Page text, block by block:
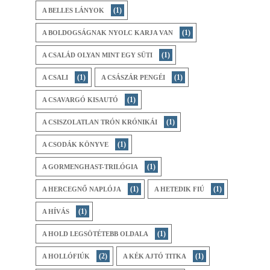
A BELLES LÁNYOK (1)
A BOLDOGSÁGNAK NYOLC KARJA VAN (1)
A CSALÁD OLYAN MINT EGY SÜTI (1)
A CSALI (1) A CSÁSZÁR PENGÉI (1)
A CSAVARGÓ KISAUTÓ (1)
A CSISZOLATLAN TRÓN KRÓNIKÁI (1)
A CSODÁK KÖNYVE (1)
A GORMENGHAST-TRILÓGIA (1)
A HERCEGNŐ NAPLÓJA (1) A HETEDIK FIÚ (1)
A HÍVÁS (1)
A HOLD LEGSÖTÉTEBB OLDALA (1)
A HOLLÓFIÚK (2) A KÉK AJTÓ TITKA (1)